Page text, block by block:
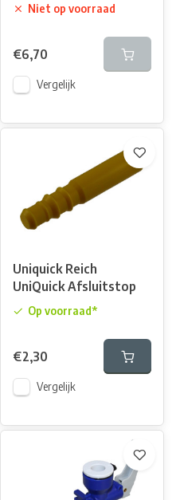
Niet op voorraad
€6,70
Vergelijk
Uniquick Reich
UniQuick Afsluitstop
Op voorraad*
€2,30
Vergelijk